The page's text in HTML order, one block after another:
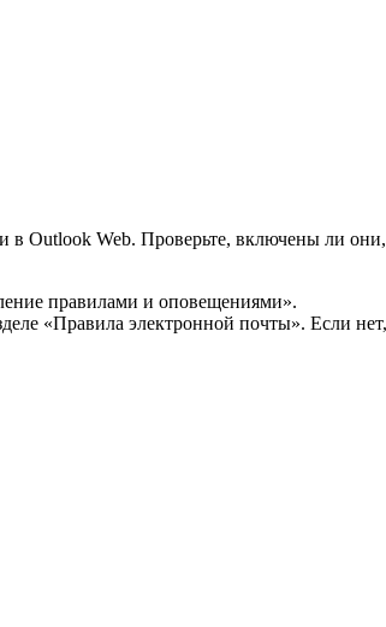
Outlook Web. Проверьте, включены ли
правилами и оповещениями».
«Правила электронной почты». Если